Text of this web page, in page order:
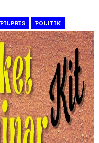
PILPRES POLITIK